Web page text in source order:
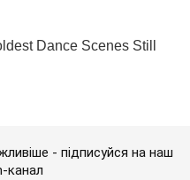
- підписуйся на наш
канал